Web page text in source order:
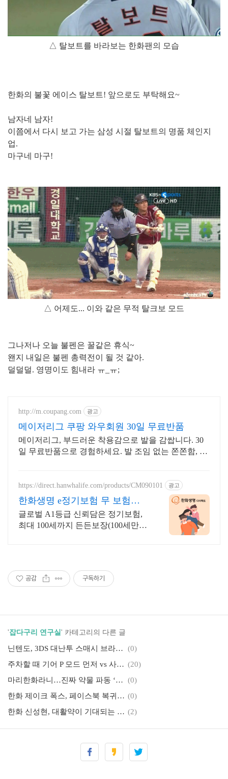
△ 탈보트를 바라보는 한화팬의 모습
한화의 불꽃 에이스 탈보트! 앞으로도 부탁해요~
남자네 남자!
이쯤에서 다시 보고 가는 삼성 시절 탈보트의 명품 체인지
업.
마구네 마구!
△ 어제도... 이와 같은 무적 탈크보 모드
그나저나 오늘 불펜은 꿀같은 휴식~
왠지 내일은 불펜 총력전이 될 것 같아.
덜덜덜. 영명이도 힘내라 ㅠ_ㅠ;
http://m.coupang.com 광고
메이저리그 쿠팡 와우회원 30일 무료반품
메이저리그, 부드러운 착용감으로 발을 감쌉니다. 30
일 무료반품으로 경험하세요. 발 조임 없는 쫀쫀함, 쿠
https://direct.hanwhalife.com/products/CM090101 광고
한화생명 e정기보험 무 보험료
간편계산
글로벌 A1등급 신뢰담은 정기보험,
최대 100세까지 든든보장(100세만기
공감 구독하기
'잡다구리 연구실' 카테고리의 다른 글
닌텐도, 3DS 대난투 스매시 브라더스 ‘반글화’
(0)
주차할 때 기어 P 모드 먼저 vs 사이드 체결이 먼저? (20)
마리한화라니…진짜 약물 파동 ‘최진행’ 악재
(0)
한화 제이크 폭스, 페이스북 복귀 관련 글 작성 (0)
한화 신성현, 대활약이 기대되는 꽃미남 내야수 (2)
태블릿도 아니고, 이북도 아니여~ 크레마원 사용기
(1)
여러장의 카드를 한 장에…전자신용카드 ‘코인’
(3)
UFC 172 존 존스 vs 테세이라 생중계 채널은 어디?
(0)